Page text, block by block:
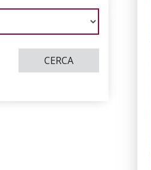
CERCA